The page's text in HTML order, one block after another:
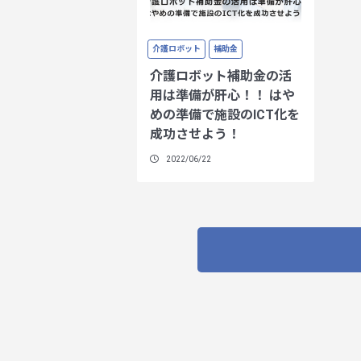
介護ロボット 補助金
介護ロボット補助金の活
用は準備が肝心！！ はや
めの準備で施設のICT化を
成功させよう！
2022/06/22